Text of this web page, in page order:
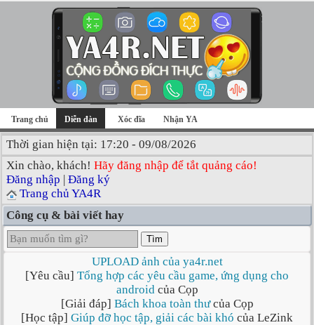
Trang chủ Diễn đàn Xóc đĩa Nhận YA
Thời gian hiện tại: 17:20 - 09/08/2026
Xin chào, khách! Hãy đăng nhập để tắt quảng cáo!
Đăng nhập | Đăng ký
Trang chủ YA4R
Công cụ & bài viết hay
Tìm
UPLOAD ảnh của ya4r.net
[Yêu cầu] Tổng hợp các yêu cầu game, ứng dụng cho
androidcủa Cọp
[Giải đáp] Bách khoa toàn thưcủa Cọp
[Học tập] Giúp đỡ học tập, giải các bài khó của LeZink